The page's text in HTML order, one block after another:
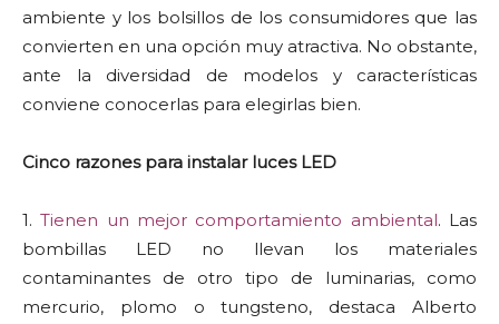
ambiente y los bolsillos de los consumidores que las
convierten en una opción muy atractiva. No obstante,
ante la diversidad de modelos y características
conviene conocerlas para elegirlas bien.
Cinco razones para instalar luces LED
1.Tienen un mejor comportamiento ambiental. Las
bombillas LED no llevan los materiales
contaminantes de otro tipo de luminarias, como
mercurio, plomo o tungsteno, destaca Alberto